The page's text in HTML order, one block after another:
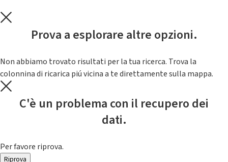
Prova a esplorare altre opzioni.
Non abbiamo trovato risultati per la tua ricerca. Trova la
colonnina di ricarica piú vicina a te direttamente sulla mappa.
C'è un problema con il recupero dei
dati.
Per favore riprova.
Riprova